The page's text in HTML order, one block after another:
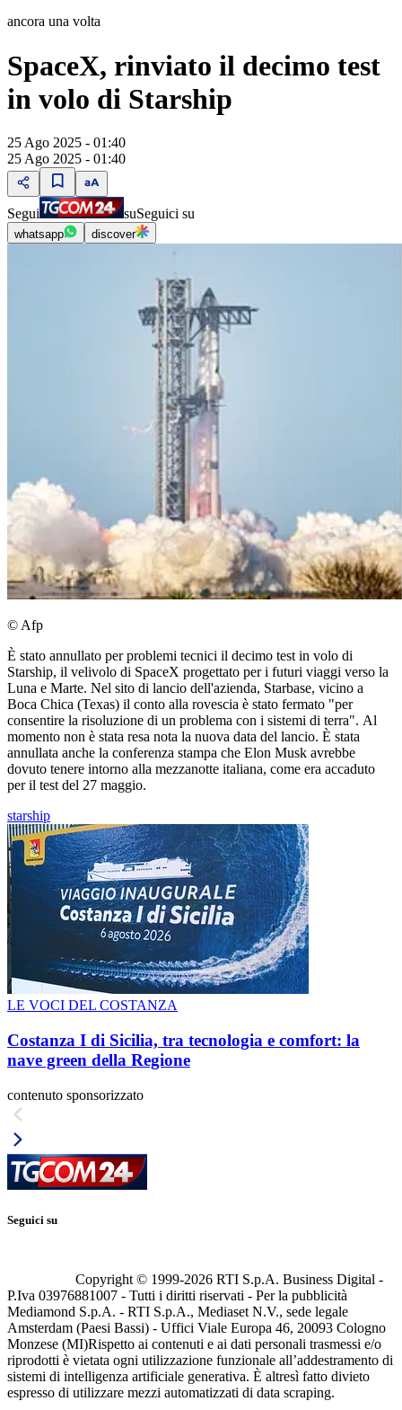
ancora una volta
SpaceX, rinviato il decimo test
in volo di Starship
25 Ago 2025 - 01:40
25 Ago 2025 - 01:40
Segui suSeguici su
whatsapp discover
© Afp
È stato annullato per problemi tecnici il decimo test in volo di
Starship, il velivolo di SpaceX progettato per i futuri viaggi verso la
Luna e Marte. Nel sito di lancio dell'azienda, Starbase, vicino a
Boca Chica (Texas) il conto alla rovescia è stato fermato "per
consentire la risoluzione di un problema con i sistemi di terra". Al
momento non è stata resa nota la nuova data del lancio. È stata
annullata anche la conferenza stampa che Elon Musk avrebbe
dovuto tenere intorno alla mezzanotte italiana, come era accaduto
per il test del 27 maggio.
starship
LE VOCI DEL COSTANZA
Costanza I di Sicilia, tra tecnologia e comfort: la
nave green della Regione
contenuto sponsorizzato
Seguici su
Copyright © 1999-2026 RTI S.p.A. Business Digital -
P.Iva 03976881007 - Tutti i diritti riservati - Per la pubblicità
Mediamond S.p.A. - RTI S.p.A., Mediaset N.V., sede legale
Amsterdam (Paesi Bassi) - Uffici Viale Europa 46, 20093 Cologno
Monzese (MI)Rispetto ai contenuti e ai dati personali trasmessi e/o
riprodotti è vietata ogni utilizzazione funzionale all’addestramento di
sistemi di intelligenza artificiale generativa. È altresì fatto divieto
espresso di utilizzare mezzi automatizzati di data scraping.